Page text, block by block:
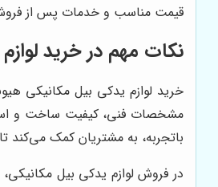
قیمت مناسب و خدمات پس از فروش
نکات مهم در خرید
خرید لوازم یدکی بیل مکانیکی
مشخصات فنی، کیفیت ساخت و
باتجربه، به مشتریان کمک می‌کند
در فروش لوازم یدکی بیل